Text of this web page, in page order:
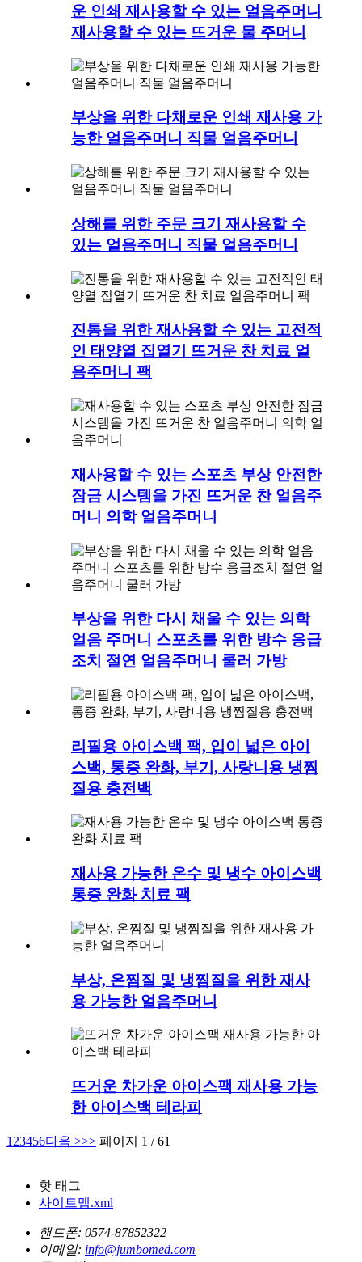
운 인쇄 재사용할 수 있는 얼음주머니
재사용할 수 있는 뜨거운 물 주머니
부상을 위한 다채로운 인쇄 재사용 가
능한 얼음주머니 직물 얼음주머니
상해를 위한 주문 크기 재사용할 수
있는 얼음주머니 직물 얼음주머니
진통을 위한 재사용할 수 있는 고전적
인 태양열 집열기 뜨거운 찬 치료 얼
음주머니 팩
재사용할 수 있는 스포츠 부상 안전한
잠금 시스템을 가진 뜨거운 찬 얼음주
머니 의학 얼음주머니
부상을 위한 다시 채울 수 있는 의학
얼음 주머니 스포츠를 위한 방수 응급
조치 절연 얼음주머니 쿨러 가방
리필용 아이스백 팩, 입이 넓은 아이
스백, 통증 완화, 부기, 사랑니용 냉찜
질용 충전백
재사용 가능한 온수 및 냉수 아이스백
통증 완화 치료 팩
부상, 온찜질 및 냉찜질을 위한 재사
용 가능한 얼음주머니
뜨거운 차가운 아이스팩 재사용 가능
한 아이스백 테라피
1 23456다음 >>> 페이지 1 / 61
핫 태그
사이트맵.xml
핸드폰: 0574-87852322
이메일: info@jumbomed.com